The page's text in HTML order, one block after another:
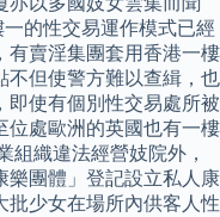
的性交易運作模式已經
有賣淫集團套用香港一樓
不但使警方難以查緝，也
即使有個別性交易處所被
位處歐洲的英國也有一樓
組織違法經營妓院外，
樂團體」登記設立私人康
批少女在場所內供客人性